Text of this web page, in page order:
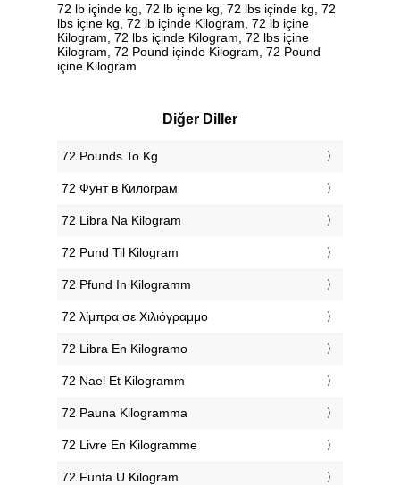
72 lb içinde kg, 72 lb içine kg, 72 lbs içinde kg, 72
lbs içine kg, 72 lb içinde Kilogram, 72 lb içine
Kilogram, 72 lbs içinde Kilogram, 72 lbs içine
Kilogram, 72 Pound içinde Kilogram, 72 Pound
içine Kilogram
Diğer Diller
‎72 Pounds To Kg
‎72 Фунт в Килограм
‎72 Libra Na Kilogram
‎72 Pund Til Kilogram
‎72 Pfund In Kilogramm
‎72 λίμπρα σε Χιλιόγραμμο
‎72 Libra En Kilogramo
‎72 Nael Et Kilogramm
‎72 Pauna Kilogramma
‎72 Livre En Kilogramme
‎72 Funta U Kilogram